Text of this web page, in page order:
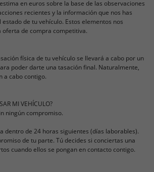
en euros sobre la base de las observaciones
recientes y la información que nos has
de tu vehículo. Estos elementos nos
de compra competitiva.
física de tu vehículo se llevará a cabo por un
poder darte una tasación final. Naturalmente,
a cabo contigo.
MI VEHÍCULO?
ningún compromiso.
dentro de 24 horas siguientes (días laborables).
de tu parte. Tú decides si conciertas una
cuando ellos se pongan en contacto contigo.